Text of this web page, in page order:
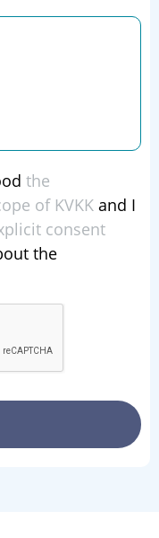
the
of KVKK and I
consent
the